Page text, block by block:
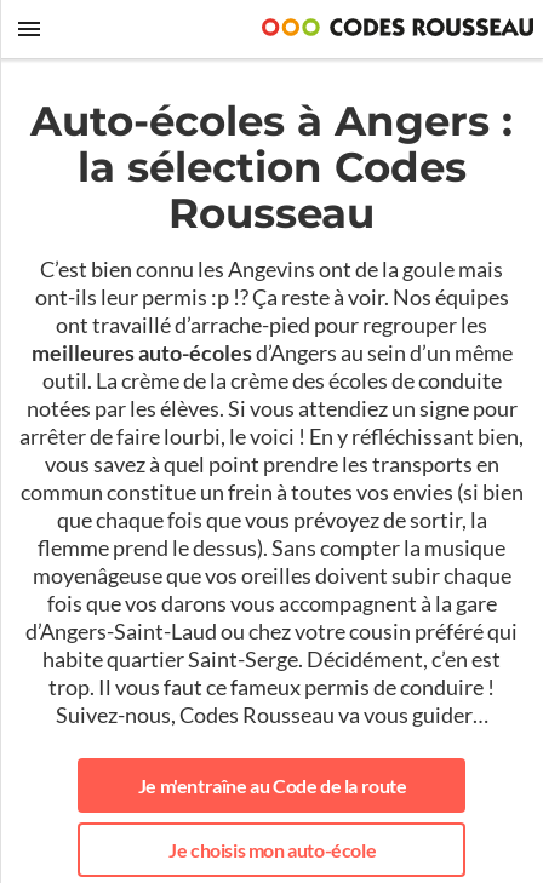
Auto-écoles à Angers :
la sélection Codes
Rousseau
C’est bien connu les Angevins ont de la goule mais
ont-ils leur permis :p !? Ça reste à voir. Nos équipes
ont travaillé d’arrache-pied pour regrouper les
meilleures auto-écolesd’Angers au sein d’un même
outil. La crème de la crème des écoles de conduite
notées par les élèves. Si vous attendiez un signe pour
arrêter de faire lourbi, le voici ! En y réfléchissant bien,
vous savez à quel point prendre les transports en
commun constitue un frein à toutes vos envies (si bien
que chaque fois que vous prévoyez de sortir, la
flemme prend le dessus). Sans compter la musique
moyenâgeuse que vos oreilles doivent subir chaque
fois que vos darons vous accompagnent à la gare
d’Angers-Saint-Laud ou chez votre cousin préféré qui
habite quartier Saint-Serge. Décidément, c’en est
trop. Il vous faut ce fameux permis de conduire !
Suivez-nous, Codes Rousseau va vous guider…
Je m'entraîne au Code de la route
Je choisis mon auto-école